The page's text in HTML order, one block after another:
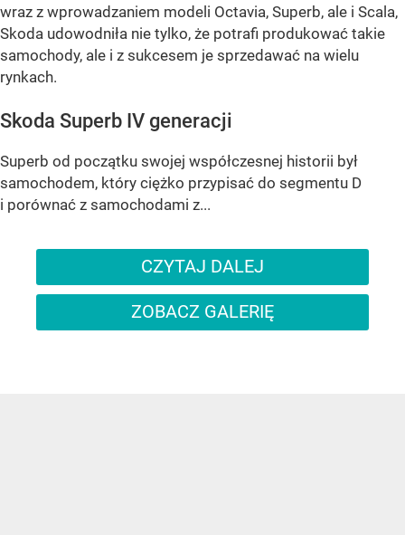
wraz z wprowadzaniem modeli Octavia, Superb, ale i Scala,
Skoda udowodniła nie tylko, że potrafi produkować takie
samochody, ale i z sukcesem je sprzedawać na wielu
rynkach.
Skoda Superb IV generacji
Superb od początku swojej współczesnej historii był
samochodem, który ciężko przypisać do segmentu D
i porównać z samochodami z...
CZYTAJ DALEJ
ZOBACZ GALERIĘ